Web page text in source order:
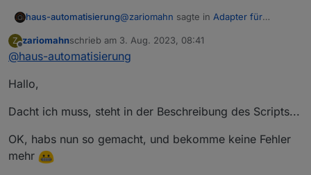
haus-automatisierung@zariomahn sagte in Adapter für
eintragen. Wenn Du manuell per
npm
etwas machst, dann machst Du IMMER
Z
Offline
zariomahnschrieb am 3. Aug. 2023, 08:41
zuletzt editiert von
@haus-automatisierung
Hallo,
Dacht ich muss, steht in der Beschreibung des Scripts...
OK, habs nun so gemacht, und bekomme keine Fehler
mehr